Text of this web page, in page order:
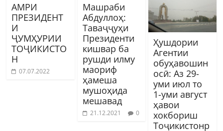
АМРИ
ПРЕЗИДЕНТ
И
ҶУМҲУРИИ
ТОҶИКИСТО
Н
07.07.2022
Машраби
Абдуллоҳ:
Таваҷҷуҳи
Президенти
кишвар ба
рушди илму
маориф
ҳамеша
мушоҳида
мешавад
21.12.2021 0
Ҳушдории
Агентии
обуҳавошин
осӣ: Аз 29-
уми июл то
1-уми август
ҳавои
хокбориш
Тоҷикистонр